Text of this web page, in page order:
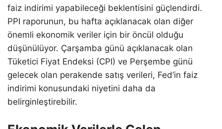
faiz indirimi yapabileceği beklentisini güçlendirdi.
PPI raporunun, bu hafta açıklanacak olan diğer
önemli ekonomik veriler için bir öncül olduğu
düşünülüyor. Çarşamba günü açıklanacak olan
Tüketici Fiyat Endeksi (CPI) ve Perşembe günü
gelecek olan perakende satış verileri, Fed’in faiz
indirimi konusundaki niyetini daha da
belirginleştirebilir.